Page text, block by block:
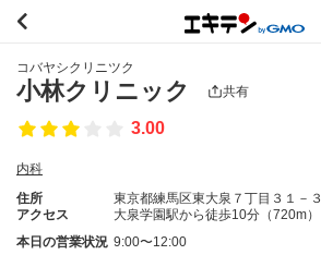
コバヤシクリニツク
小林クリニック 共有
3.00
内科
住所
東京都練馬区東大泉７丁目３１－３
アクセス
大泉学園駅から徒歩10分（720m）
本日の営業状況 9:00〜12:00